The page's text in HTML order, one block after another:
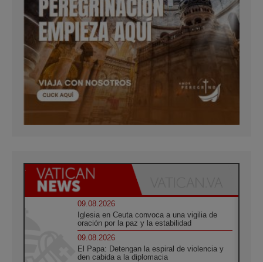
09.08.2026
Iglesia en Ceuta convoca a una vigilia de
oración por la paz y la estabilidad
09.08.2026
El Papa: Detengan la espiral de violencia y
den cabida a la diplomacia